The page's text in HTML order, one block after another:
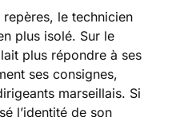
le technicien
plus isolé. Sur le
plus répondre à ses
ses consignes,
marseillais. Si
l’identité de son